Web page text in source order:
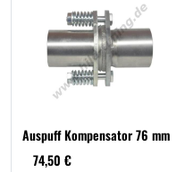
Auspuff Kompensator 76 mm
74,50 €